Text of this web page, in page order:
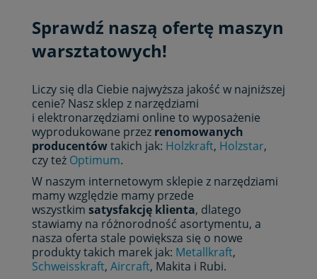
Sprawdź naszą ofertę maszyn
warsztatowych!
Liczy się dla Ciebie najwyższa jakość w najniższej
cenie? Nasz sklep z narzędziami
i elektronarzędziami online to wyposażenie
wyprodukowane przez renomowanych
producentówtakich jak: Holzkraft, Holzstar,
czy też Optimum.
W naszym internetowym sklepie z narzędziami
mamy względzie mamy przede
wszystkim satysfakcję klienta, dlatego
stawiamy na różnorodność asortymentu, a
nasza oferta stale powiększa się o nowe
produkty takich marek jak: Metallkraft,
Schweisskraft, Aircraft, Makita i Rubi.